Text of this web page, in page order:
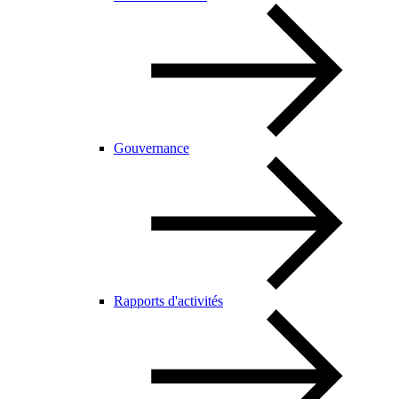
Gouvernance
Rapports d'activités